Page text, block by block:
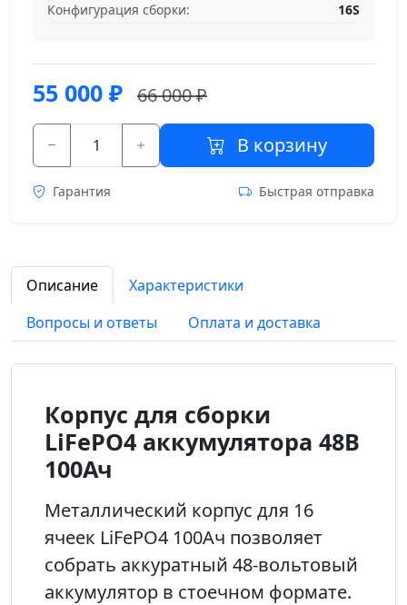
Конфигурация сборки:
16S
55 000 ₽ 66 000 ₽
В корзину
Гарантия Быстрая отправка
Описание
Характеристики
Вопросы и ответы
Оплата и доставка
Корпус для сборки
LiFePO4 аккумулятора 48В
100Ач
Металлический корпус для 16
ячеек LiFePO4 100Ач позволяет
собрать аккуратный 48-вольтовый
аккумулятор в стоечном формате.